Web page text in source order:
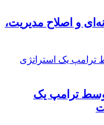
و اصلاح مدیریت،
ترامپ یک